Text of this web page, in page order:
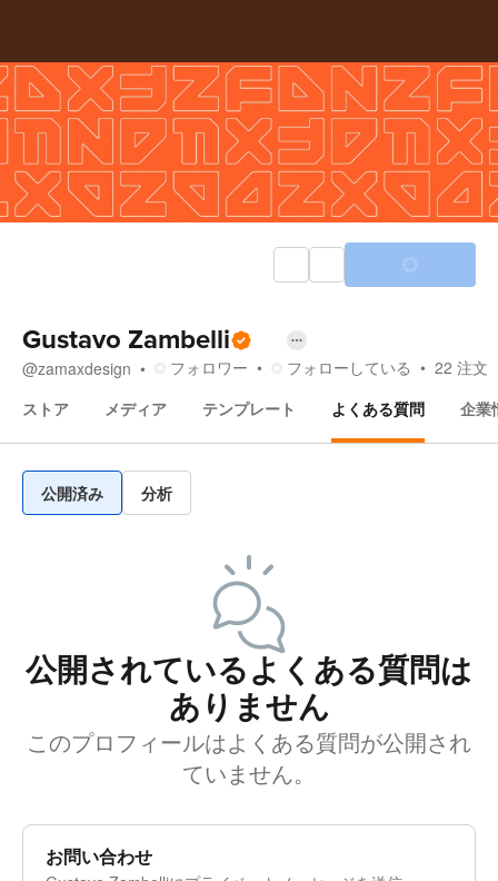
Gustavo Zambelli
@zamaxdesign フォロワー フォローしている 22 注文
ストア
メディア テンプレート よくある質問 企業
公開済み 分析
公開されているよくある質問は
ありません
このプロフィールはよくある質問が公開され
ていません。
お問い合わせ